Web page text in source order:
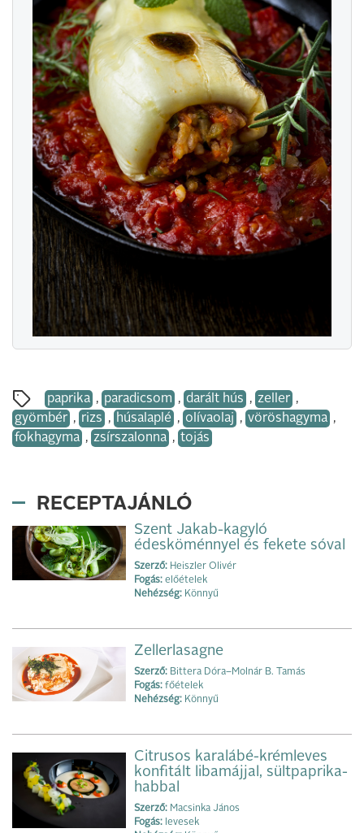
paprika , paradicsom , darált hús , zeller ,
gyömbér , rizs , húsalaplé , olívaolaj , vöröshagyma ,
fokhagyma , zsírszalonna , tojás
RECEPTAJÁNLÓ
Szent Jakab-kagyló
édesköménnyel és fekete sóval
Szerző: Heiszler Olivér
Fogás: előételek
Nehézség: Könnyű
Zellerlasagne
Szerző: Bittera Dóra–Molnár B. Tamás
Fogás: főételek
Nehézség: Könnyű
Citrusos karalábé-krémleves
konfitált libamájjal, sültpaprika-
habbal
Szerző: Macsinka János
Fogás: levesek